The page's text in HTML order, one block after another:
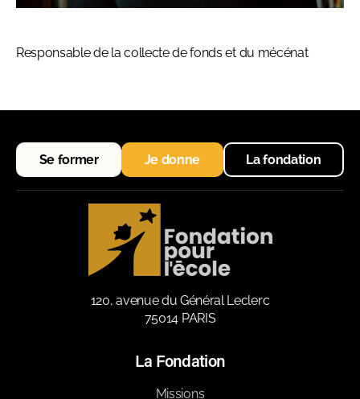
Responsable de la collecte de fonds et du mécénat
Se former Je donne La fondation
120, avenue du Général Leclerc
75014 PARIS
La Fondation
Missions